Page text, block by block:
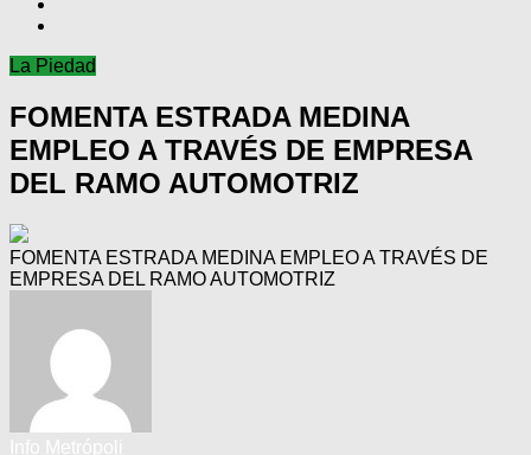
La Piedad
FOMENTA ESTRADA MEDINA
EMPLEO A TRAVÉS DE EMPRESA
DEL RAMO AUTOMOTRIZ
FOMENTA ESTRADA MEDINA EMPLEO A TRAVÉS DE
EMPRESA DEL RAMO AUTOMOTRIZ